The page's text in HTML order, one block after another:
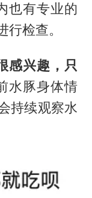
也有专业的
检查。
感兴趣，只
水豚身体情
持续观察水